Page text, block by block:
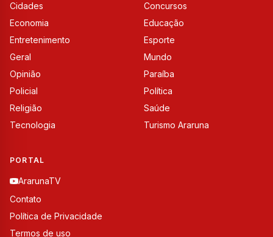
Cidades
Concursos
Economia
Educação
Entretenimento
Esporte
Geral
Mundo
Opinião
Paraíba
Policial
Política
Religião
Saúde
Tecnologia
Turismo Araruna
PORTAL
ArarunaTV
Contato
Política de Privacidade
Termos de uso